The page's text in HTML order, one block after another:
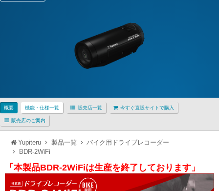
概要 機能・仕様一覧 販売店一覧 今すぐ直販サイトで購入
販売店のご案内
Yupiteru 製品一覧
バイク用ドライブレコーダー
BDR-2WiFi
「本製品BDR-2WiFiは生産を終了しております」